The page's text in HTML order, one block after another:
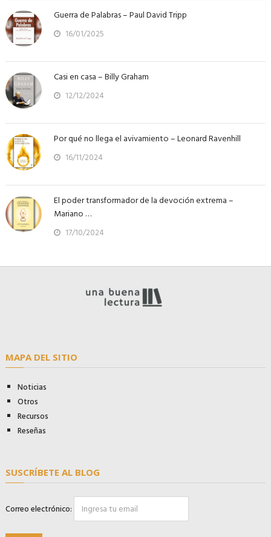
Guerra de Palabras – Paul David Tripp
16/01/2025
Casi en casa – Billy Graham
12/12/2024
Por qué no llega el avivamiento – Leonard Ravenhill
16/11/2024
El poder transformador de la devoción extrema –
Mariano …
17/10/2024
MAPA DEL SITIO
Noticias
Otros
Recursos
Reseñas
SUSCRÍBETE AL BLOG
Correo electrónico: